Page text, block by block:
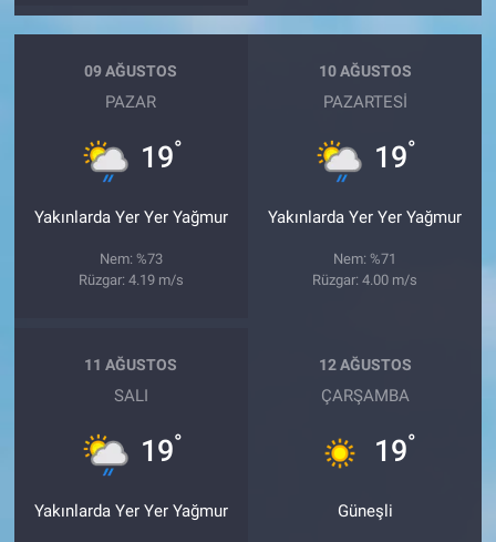
09 AĞUSTOS
PAZAR
19°
Yakınlarda Yer Yer Yağmur
Nem: %73
Rüzgar: 4.19 m/s
10 AĞUSTOS
PAZARTESI
19°
Yakınlarda Yer Yer Yağmur
Nem: %71
Rüzgar: 4.00 m/s
11 AĞUSTOS
SALI
19°
Yakınlarda Yer Yer Yağmur
12 AĞUSTOS
ÇARŞAMBA
19°
Güneşli